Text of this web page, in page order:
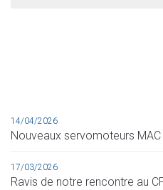
14/04/2026
Nouveaux servomoteurs
17/03/2026
Ravis de notre rencontre au